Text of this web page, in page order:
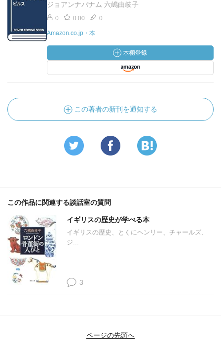
ジョアンナバナム 六嶋由岐子
0 0.00 0
Amazon.co.jp・本
この著者の新刊を通知する
この作品に関連する談話室の質問
イギリスの歴史が学べる本
イギリスの歴史、とくにヘンリー、チャールズ、
ジ...
3
ページの先頭へ